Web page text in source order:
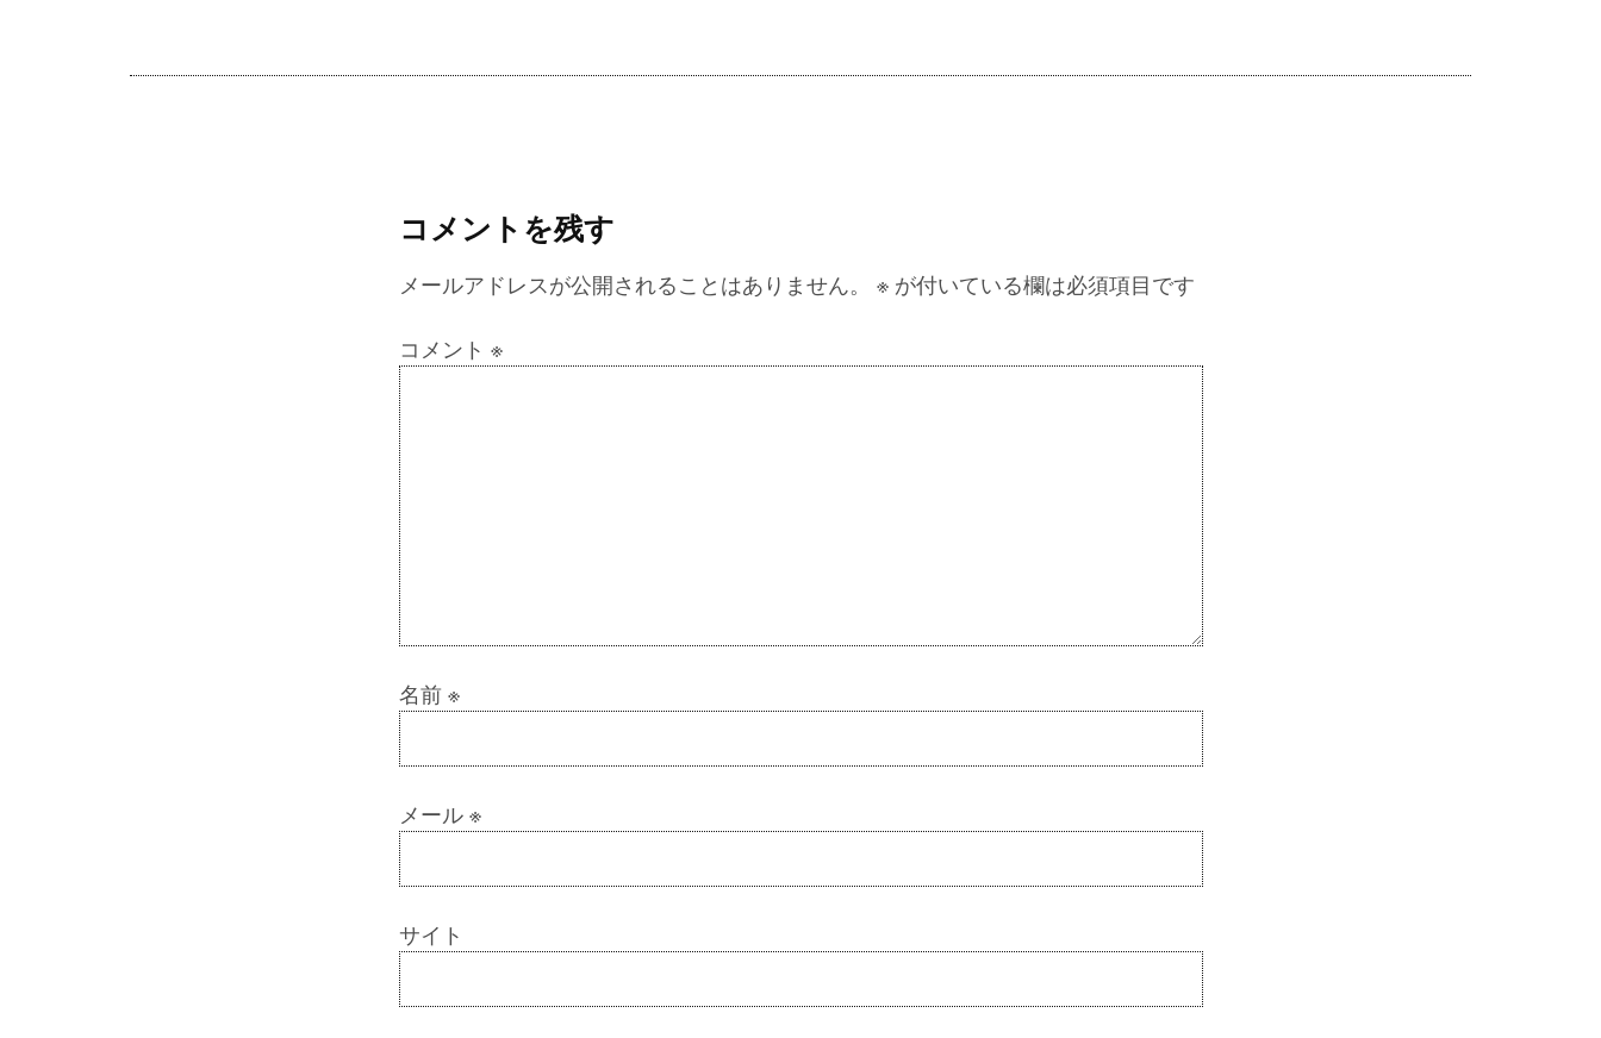
コメントを残す
メールアドレスが公開されることはありません。 ※が付いている欄は必須項目です
コメント ※
名前 ※
メール ※
サイト